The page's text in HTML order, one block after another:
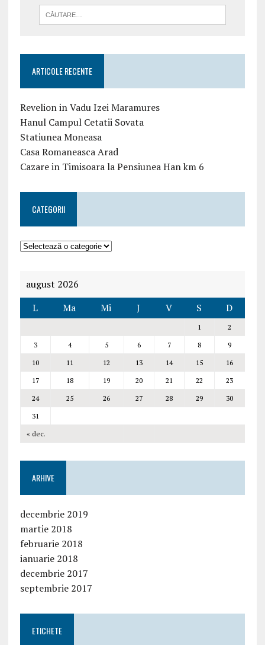
ARTICOLE RECENTE
Revelion in Vadu Izei Maramures
Hanul Campul Cetatii Sovata
Statiunea Moneasa
Casa Romaneasca Arad
Cazare in Timisoara la Pensiunea Han km 6
CATEGORII
august 2026
L
Ma Mi J V S D
« dec.
1
2
3
4 5 6 7 8
9
10
11 12 13 14 15
16
17
18 19 20 21 22
23
24
25 26 27 28 29
30
31
ARHIVE
decembrie 2019
martie 2018
februarie 2018
ianuarie 2018
decembrie 2017
septembrie 2017
ETICHETE